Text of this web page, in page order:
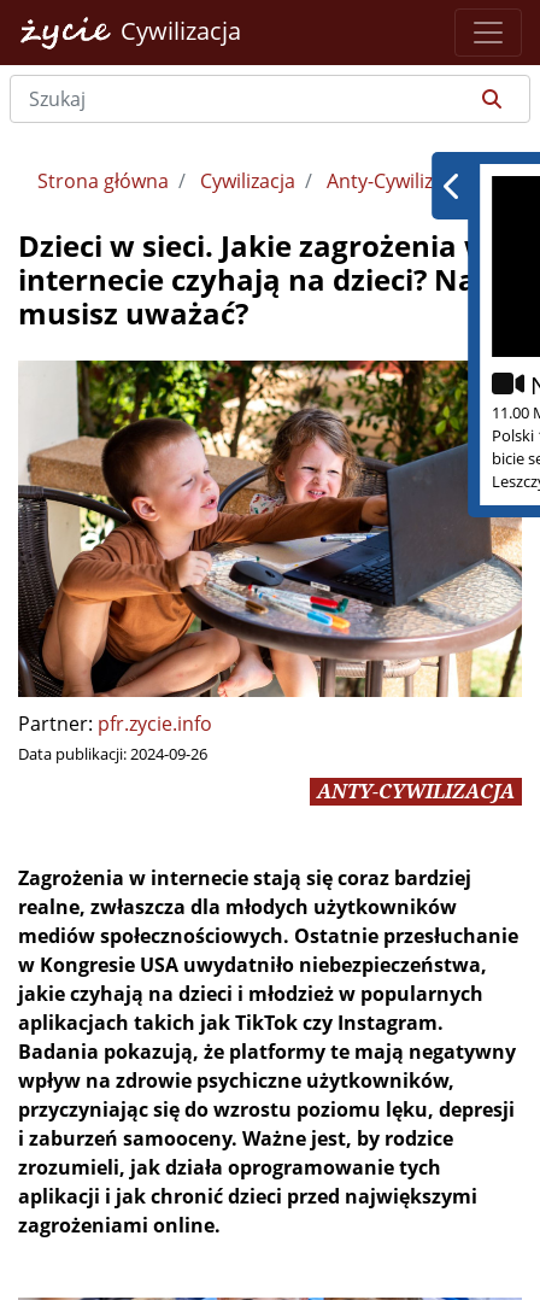
Cywilizacja
11.00
Polski
bicie
Strona główna Cywilizacja Anty-Cywilizacja
Dzieci w sieci. Jakie zagrożenia w
internecie czyhają na dzieci? Na co
musisz uważać?
Partner: pfr.zycie.info
Data publikacji:2024-09-26
ANTY-CYWILIZACJA
Zagrożenia w internecie stają się coraz bardziej
realne, zwłaszcza dla młodych użytkowników
mediów społecznościowych. Ostatnie przesłuchanie
w Kongresie USA uwydatniło niebezpieczeństwa,
jakie czyhają na dzieci i młodzież w popularnych
aplikacjach takich jak TikTok czy Instagram.
Badania pokazują, że platformy te mają negatywny
wpływ na zdrowie psychiczne użytkowników,
przyczyniając się do wzrostu poziomu lęku, depresji
i zaburzeń samooceny. Ważne jest, by rodzice
zrozumieli, jak działa oprogramowanie tych
aplikacji i jak chronić dzieci przed największymi
zagrożeniami online.